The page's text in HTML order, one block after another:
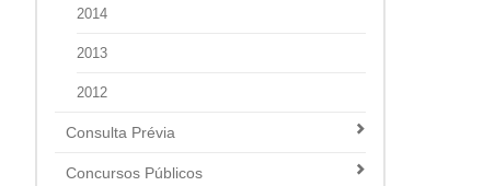
2014
2013
2012
Consulta Prévia
Concursos Públicos